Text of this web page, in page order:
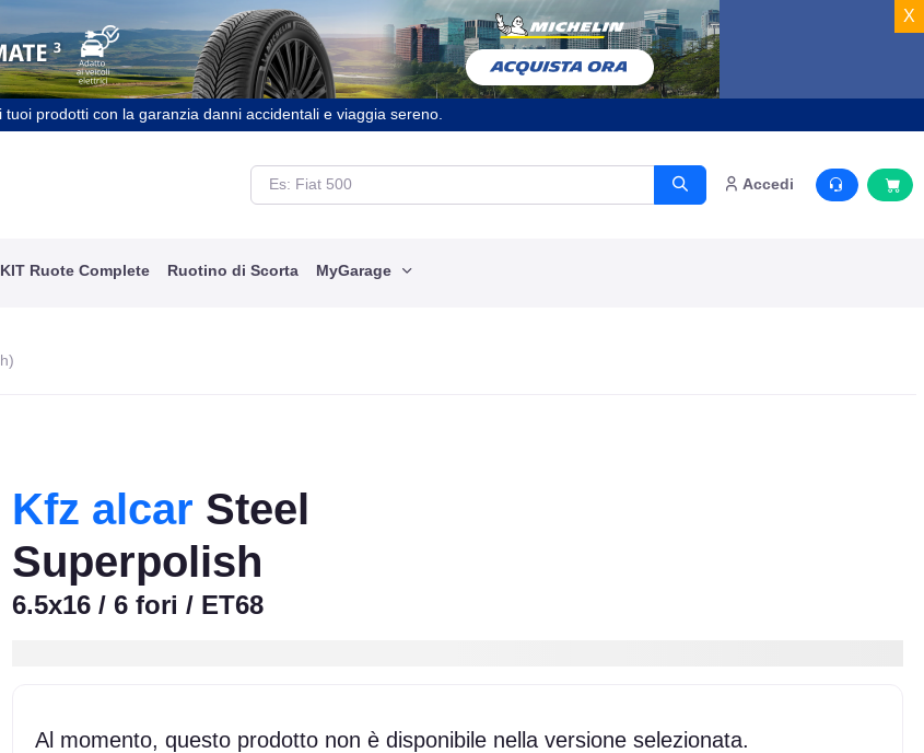
X
tuoi prodotti con la garanzia danni accidentali e viaggia sereno.
Accedi
KIT Ruote Complete Ruotino di Scorta MyGarage
Kfz alcar Steel
Superpolish
6.5x16 / 6 fori / ET68
Al momento, questo prodotto non è disponibile nella versione selezionata.